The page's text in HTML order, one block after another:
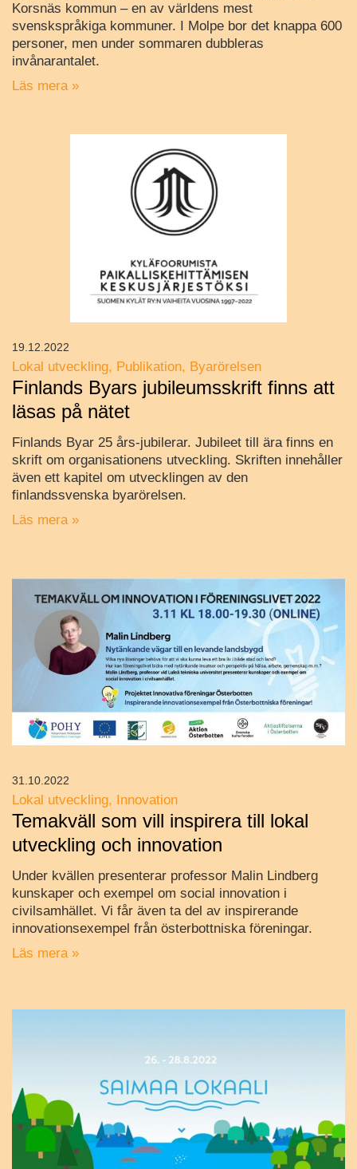
Korsnäs kommun – en av världens mest
svenskspråkiga kommuner. I Molpe bor det knappa 600
personer, men under sommaren dubbleras
invånarantalet.
Läs mera »
Lokal utveckling Publikation Byarörelsen
Finlands Byars jubileumsskrift finns att
läsas på nätet
Finlands Byar 25 års-jubilerar. Jubileet till ära finns en
skrift om organisationens utveckling. Skriften innehåller
även ett kapitel om utvecklingen av den
finlandssvenska byarörelsen.
Läs mera »
19.12.2022
Lokal utveckling Innovation
Temakväll som vill inspirera till lokal
utveckling och innovation
Under kvällen presenterar professor Malin Lindberg
kunskaper och exempel om social innovation i
civilsamhället. Vi får även ta del av inspirerande
innovationsexempel från österbottniska föreningar.
Läs mera »
31.10.2022